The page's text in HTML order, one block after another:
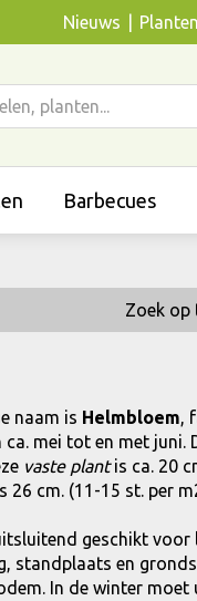
Nieuws
Barbecues
Zoek op
naam is Helmbloem,
mei tot en met juni.
vaste plantis ca. 20
26 cm. (11-15 st. per
geschikt
standplaats en
In de winter